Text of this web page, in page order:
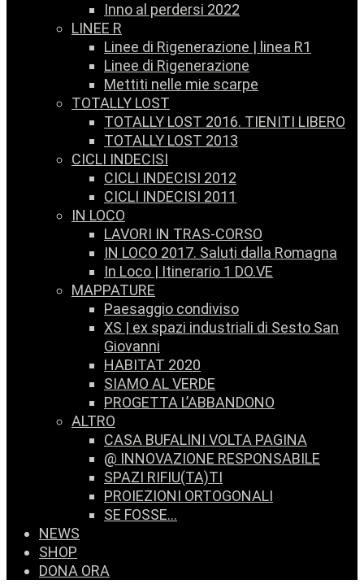
Inno al perdersi 2022
LINEE R
Linee di Rigenerazione | linea R1
Linee di Rigenerazione
Mettiti nelle mie scarpe
TOTALLY LOST
TOTALLY LOST 2016. TIENITI LIBERO
TOTALLY LOST 2013
CICLI INDECISI
CICLI INDECISI 2012
CICLI INDECISI 2011
IN LOCO
LAVORI IN TRAS-CORSO
IN LOCO 2017. Saluti dalla Romagna
In Loco | Itinerario 1 DO.VE
MAPPATURE
Paesaggio condiviso
XS | ex spazi industriali di Sesto San
Giovanni
HABITAT 2020
SIAMO AL VERDE
PROGETTA L’ABBANDONO
ALTRO
CASA BUFALINI VOLTA PAGINA
@ INNOVAZIONE RESPONSABILE
SPAZI RIFIU(TA)TI
PROIEZIONI ORTOGONALI
SE FOSSE…
NEWS
SHOP
DONA ORA